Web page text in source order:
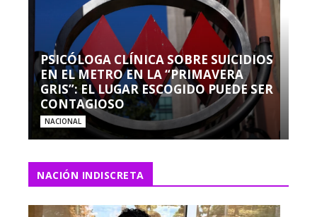
PSICÓLOGA CLÍNICA SOBRE SUICIDIOS
EN EL METRO EN LA “PRIMAVERA
GRIS”: EL LUGAR ESCOGIDO PUEDE SER
CONTAGIOSO
NACIONAL
NACIÓN INDISCRETA